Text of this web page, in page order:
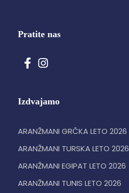
Pratite nas
Izdvajamo
ARANŽMANI GRČKA LETO 2026
ARANŽMANI TURSKA LETO 2026
ARANŽMANI EGIPAT LETO 2026
ARANŽMANI TUNIS LETO 2026